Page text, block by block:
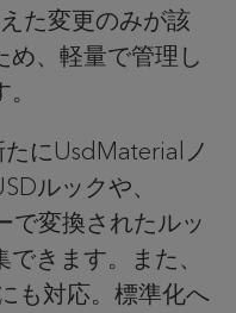
た変更のみが該
め、軽量で管理し
に UsdMaterial ノ
ルックや、
で変換されたルッ
きます。また、
も対応。標準化へ